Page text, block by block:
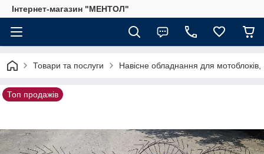
Інтернет-магазин "МЕНТОЛ"
Товари та послуги Навісне обладнання для мотоблоків,
Топ продажів